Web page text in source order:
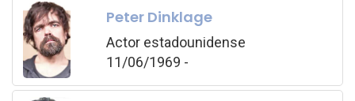
Peter Dinklage
Actor estadounidense
11/06/1969 -